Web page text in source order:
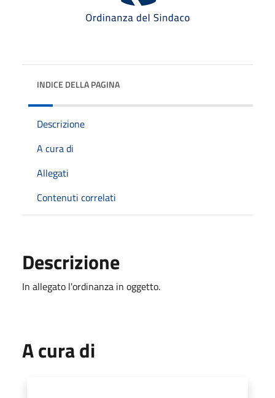
INDICE DELLA PAGINA
Descrizione
A cura di
Allegati
Contenuti correlati
Descrizione
In allegato l'ordinanza in oggetto.
A cura di